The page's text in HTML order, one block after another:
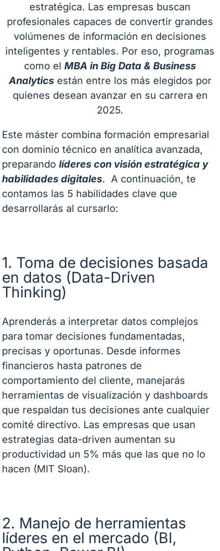
estratégica. Las empresas buscan
profesionales capaces de convertir grandes
volúmenes de información en decisiones
inteligentes y rentables. Por eso, programas
como el MBA in Big Data & Business
Analyticsestán entre los más elegidos por
quienes desean avanzar en su carrera en
2025.
Este máster combina formación empresarial
con dominio técnico en analítica avanzada,
preparandolíderes con visión estratégica y
habilidades digitales. A continuación, te
contamos las 5 habilidades clave que
desarrollarás al cursarlo:
1. Toma de decisiones basada
en datos (Data-Driven
Thinking)
Aprenderás a interpretar datos complejos
para tomar decisiones fundamentadas,
precisas y oportunas. Desde informes
financieros hasta patrones de
comportamiento del cliente, manejarás
herramientas de visualización y dashboards
que respaldan tus decisiones ante cualquier
comité directivo. Las empresas que usan
estrategias data-driven aumentan su
productividad un 5% más que las que no lo
hacen (MIT Sloan).
2. Manejo de herramientas
líderes en el mercado (BI,